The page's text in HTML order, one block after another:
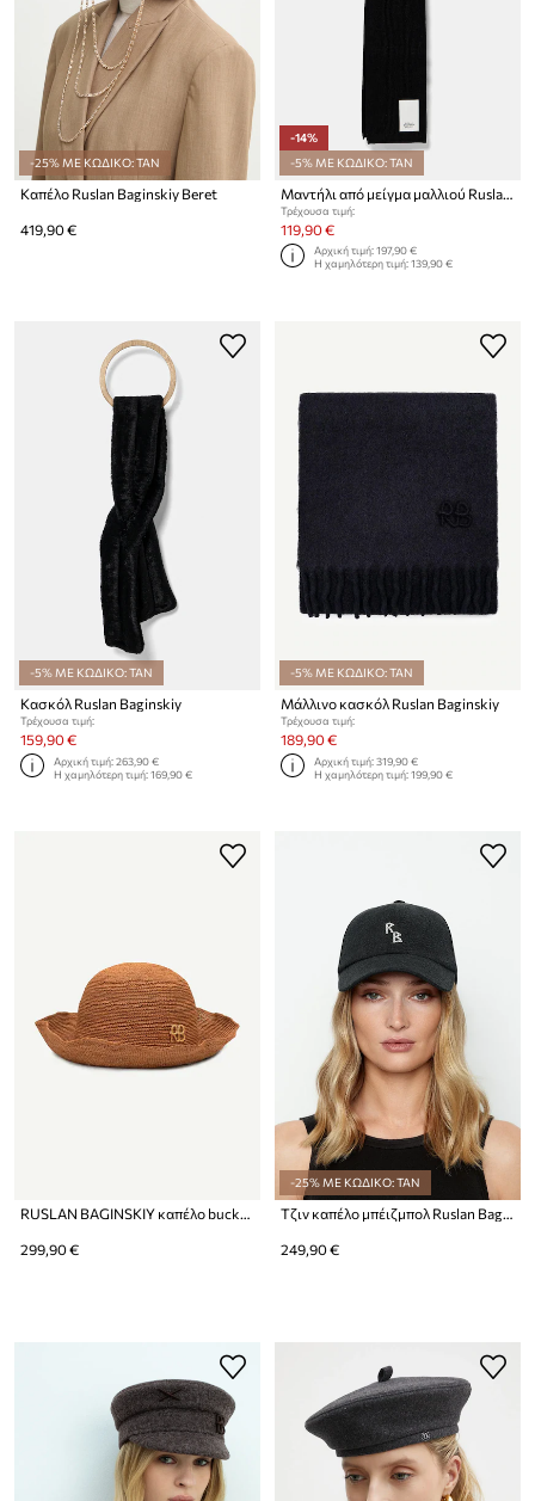
-25% ΜΕ ΚΩΔΙΚΟ: TAN
Καπέλο Ruslan Baginskiy Beret
419,90 €
-14%
-5% ΜΕ ΚΩΔΙΚΟ: TAN
Τρέχουσα τιμή:
119,90 €
Αρχική τιμή:197,90 €
Η χαμηλότερη τιμή:139,90 €
-5% ΜΕ ΚΩΔΙΚΟ: TAN
Κασκόλ Ruslan Baginskiy
Τρέχουσα τιμή:
159,90 €
Αρχική τιμή:263,90 €
Η χαμηλότερη τιμή:169,90 €
-5% ΜΕ ΚΩΔΙΚΟ: TAN
Μάλλινο κασκόλ Ruslan Baginskiy
Τρέχουσα τιμή:
189,90 €
Αρχική τιμή:319,90 €
Η χαμηλότερη τιμή:199,90 €
RUSLAN BAGINSKIY καπέλο bucket γυναικείο πλεγμένο
299,90 €
-25% ΜΕ ΚΩΔΙΚΟ: TAN
Τζιν καπέλο μπέιζμπολ Ruslan Baginskiy
249,90 €